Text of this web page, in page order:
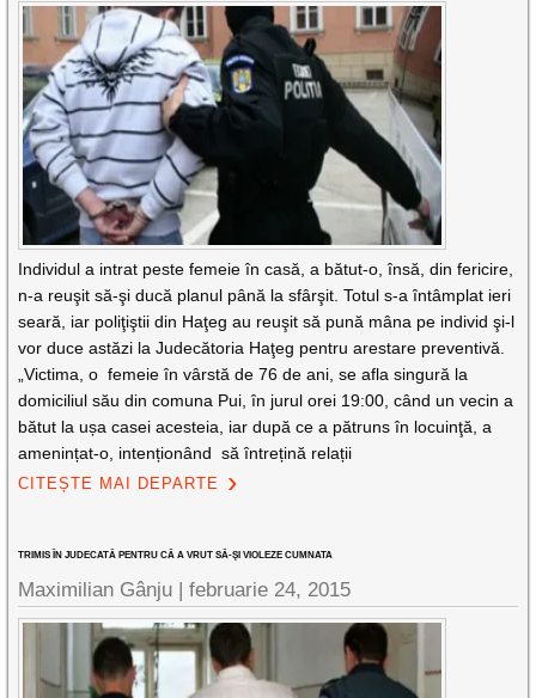
Individul a intrat peste femeie în casă, a bătut-o, însă, din fericire,
n-a reuşit să-şi ducă planul până la sfârşit. Totul s-a întâmplat ieri
seară, iar poliţiştii din Haţeg au reuşit să pună mâna pe individ şi-l
vor duce astăzi la Judecătoria Haţeg pentru arestare preventivă.
„Victima, o femeie în vârstă de 76 de ani, se afla singură la
domiciliul său din comuna Pui, în jurul orei 19:00, când un vecin a
bătut la ușa casei acesteia, iar după ce a pătruns în locuinţă, a
amenințat-o, intenționând să întrețină relații
CITEȘTE MAI DEPARTE
TRIMIS ÎN JUDECATĂ PENTRU CĂ A VRUT SĂ-ŞI VIOLEZE CUMNATA
Maximilian Gânju |februarie 24, 2015